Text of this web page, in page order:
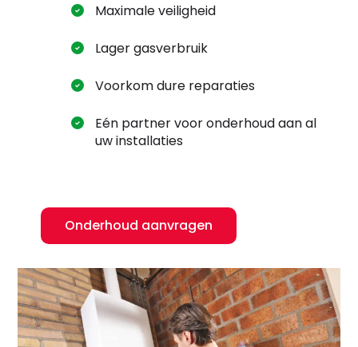
Waar ben je naar op zoek?
Maximale veiligheid
Lager gasverbruik
Voorkom dure reparaties
Eén partner voor onderhoud aan al
uw installaties
Onderhoud aanvragen